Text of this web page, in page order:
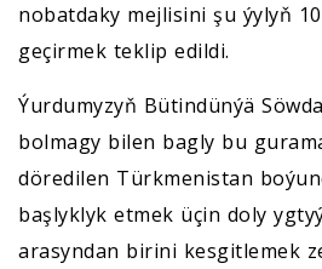
nobatdaky mejlisini şu ýylyň
geçirmek teklip edildi.
Ýurdumyzyň Bütindünýä
bolmagy bilen bagly bu
döredilen Türkmenistan
başlyklyk etmek üçin doly
arasyndan birini kesgitlemek